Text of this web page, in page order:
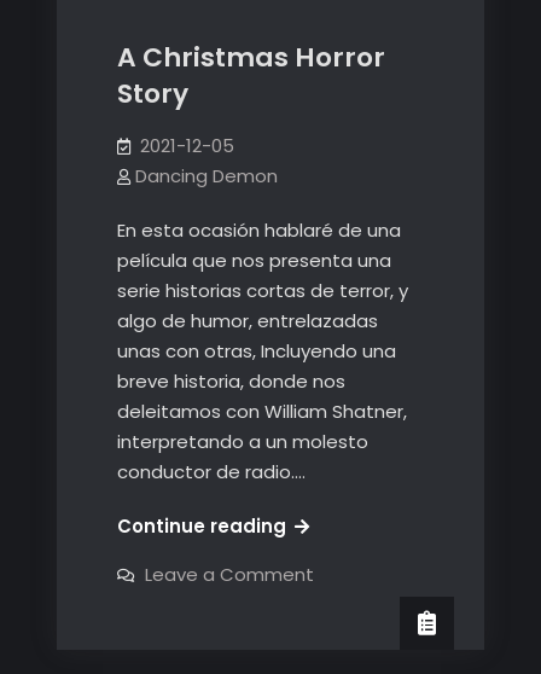
A Christmas Horror
Story
2021-12-05
Dancing Demon
En esta ocasión hablaré de una
película que nos presenta una
serie historias cortas de terror, y
algo de humor, entrelazadas
unas con otras, Incluyendo una
breve historia, donde nos
deleitamos con William Shatner,
interpretando a un molesto
conductor de radio.…
Continue readingA
Horror
Leave a Commenton